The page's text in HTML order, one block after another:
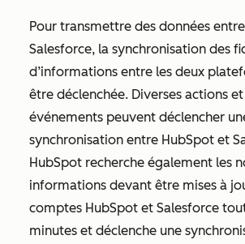
Pour transmettre des données
Salesforce, la synchronisation des
d’informations entre les deux
être déclenchée. Diverses actions
événements peuvent déclencher
synchronisation entre HubSpot et
HubSpot recherche également les
informations devant être mises à
comptes HubSpot et Salesforce
minutes et déclenche une